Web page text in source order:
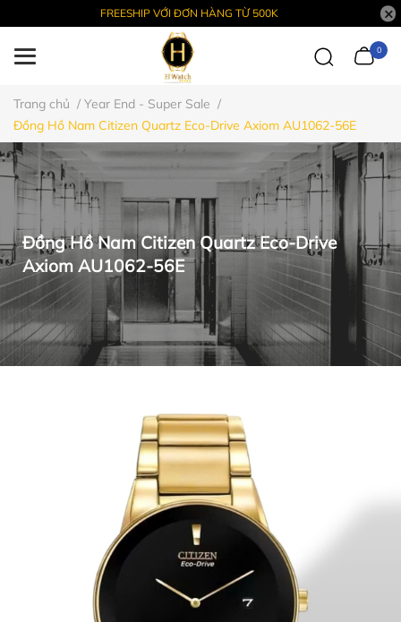
FREESHIP VỚI ĐƠN HÀNG TỪ 500K
0
Trang chủ / Year End - Super Sale /
Đồng Hồ Nam Citizen Quartz Eco-Drive Axiom AU1062-56E
Đồng Hồ Nam Citizen Quartz Eco-Drive
Axiom AU1062-56E